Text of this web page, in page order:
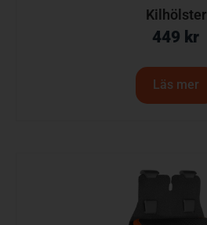
Kilhölster
449 kr
Läs mer